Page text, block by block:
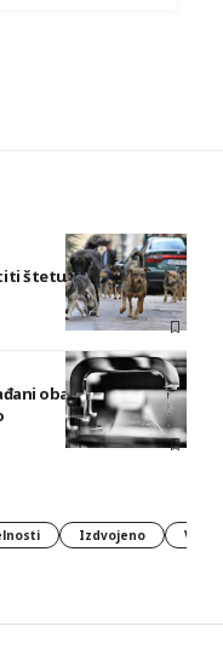
štetu na vozilu koju
obaviješteni tek u
Izdvojeno